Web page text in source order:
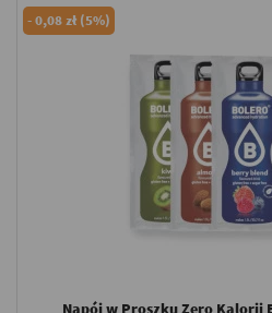
-0,08 zł (5%)
Napój w Proszku Zero Kalorii